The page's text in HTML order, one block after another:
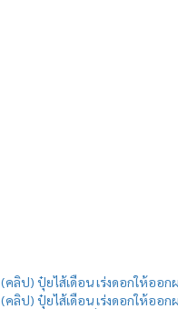
(คลิป) ปุ๋ยไส้เดือน เร่งดอกให้ออก
(คลิป) ปุ๋ยไส้เดือน เร่งดอกให้ออก